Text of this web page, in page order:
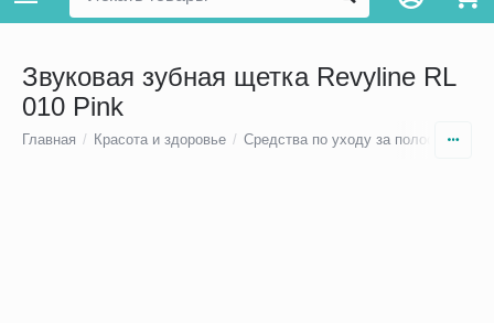
Звуковая зубная щетка Revyline RL
010 Pink
Главная / Красота и здоровье / Средства по уходу за полостью рта